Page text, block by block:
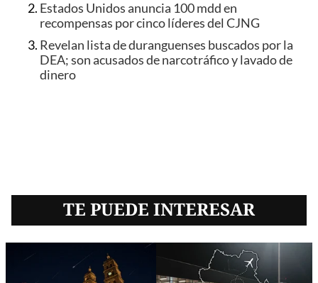
Estados Unidos anuncia 100 mdd en
recompensas por cinco líderes del CJNG
Revelan lista de duranguenses buscados por la
DEA; son acusados de narcotráfico y lavado de
dinero
TE PUEDE INTERESAR